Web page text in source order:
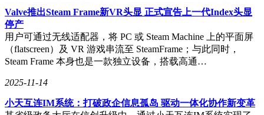
选择对应的区服后启动加速，即可实现网络环境的动态优化。
通过特定口令兑换，玩家还能领取3天的免费加速时长，享受
更加畅快的游戏体验。
贴心的功能。玩家只需确保已安装最新版本的客户端，并登录
个人账号后，在系统配置界面中选择“界面”选项卡，然后
在“语言”下拉菜单中选取“简体中文”。完成设置后，客户端将
Valve推出Steam Frame新VR头显 正式宣告上一代Index头显
停产
用户可通过无线适配器，将 PC 或 Steam Machine 上的平面屏
（flatscreen）及 VR 游戏串流至 SteamFrame；与此同时，
Steam Frame 本身也是一款独立设备，搭载高通…
2025-11-14
小天互连IM系统：打破政企信息孤岛 驱动一体化协作新变革